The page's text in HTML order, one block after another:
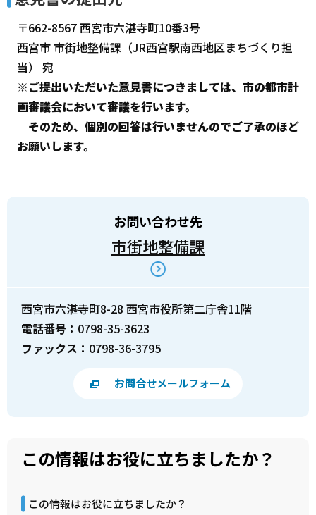
〒662-8567 西宮市六湛寺町10番3号
西宮市 市街地整備課（JR西宮駅南西地区まちづくり担
当） 宛
※ご提出いただいた意見書につきましては、市の都市計
画審議会において審議を行います。
そのため、個別の回答は行いませんのでご了承のほど
お願いします。
お問い合わせ先
市街地整備課
西宮市六湛寺町8-28 西宮市役所第二庁舎11階
電話番号： 0798-35-3623
ファックス： 0798-36-3795
お問合せメールフォーム
この情報はお役に立ちましたか？
この情報はお役に立ちましたか？